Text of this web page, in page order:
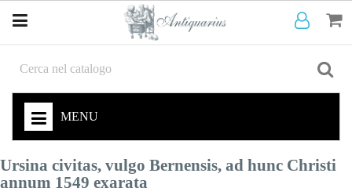
MENU
Ursina civitas, vulgo Bernensis, ad hunc Christi
annum 1549 exarata